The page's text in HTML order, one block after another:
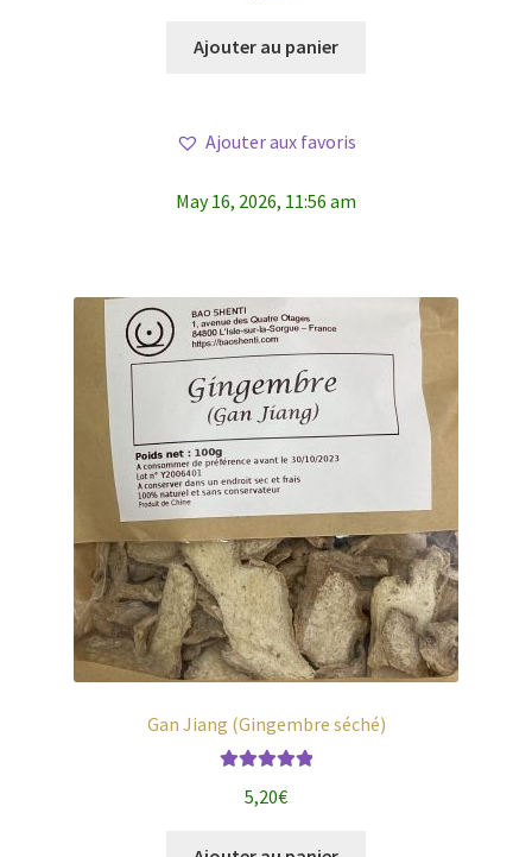
Ajouter au panier
Ajouter aux favoris
May 16, 2026, 11:56 am
Gan Jiang (Gingembre séché)
5,20€